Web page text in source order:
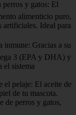
y gatos: El
alimenticio puro,
artificiales. Ideal para
inmune: Gracias a su
3 (EPA y DHA) y
el sistema
el pelaje: El aceite de
de tu mascota.
de perros y gatos,